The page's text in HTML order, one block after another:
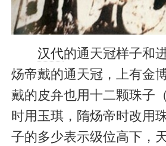
汉代的通天冠样子和
炀帝戴的通天冠，上有金
戴的皮弁也用十二颗珠子
时用玉琪，隋炀帝时改用
子的多少表示级位高下，